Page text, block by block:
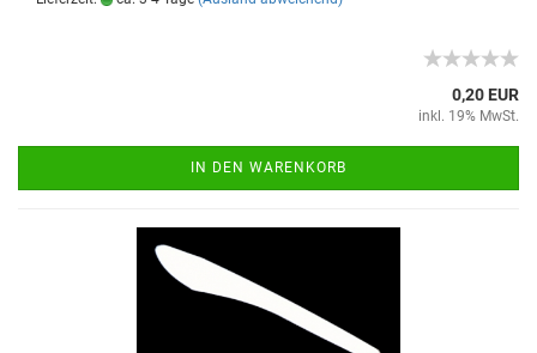
0,20 EUR
inkl. 19% MwSt.
IN DEN WARENKORB